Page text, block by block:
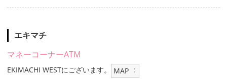
エキマチ
マネーコーナーATM
EKIMACHI WESTにございます。